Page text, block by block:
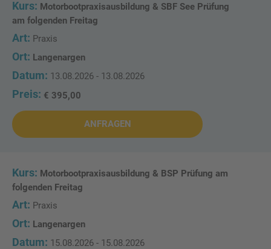
Motorbootpraxisausbildung & SBF See Prüfung
am folgenden Freitag
Praxis
Langenargen
13.08.2026 - 13.08.2026
€ 395,00
ANFRAGEN
Motorbootpraxisausbildung & BSP Prüfung am
folgenden Freitag
Praxis
Langenargen
15.08.2026 - 15.08.2026